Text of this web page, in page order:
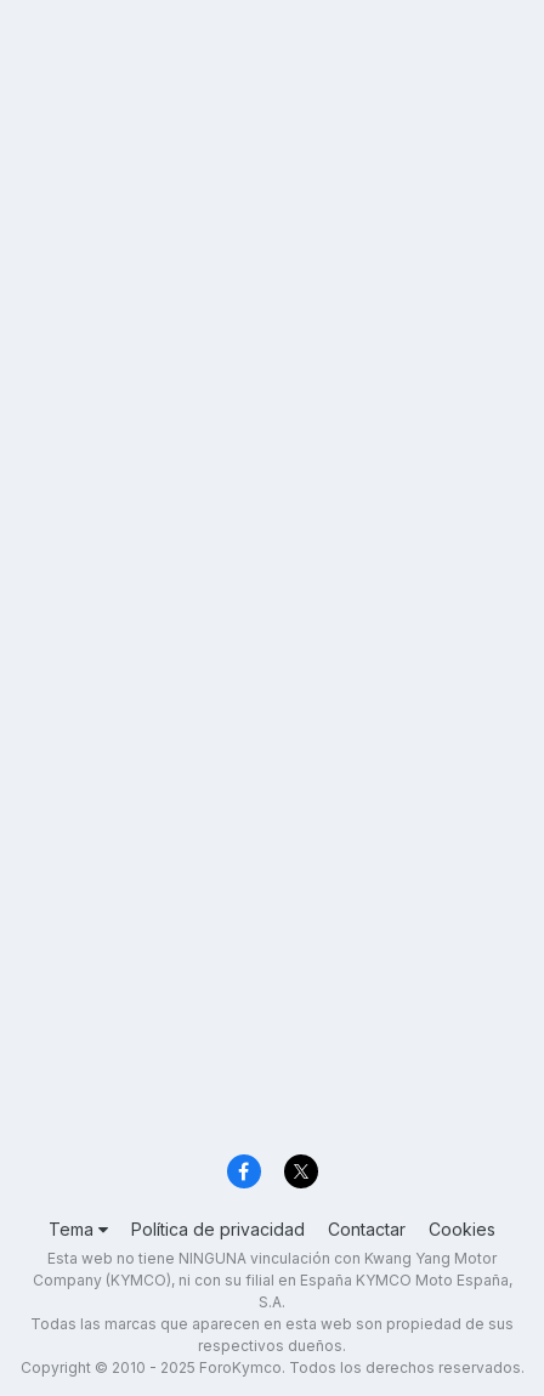
Tema Política de privacidad Contactar Cookies
Esta web no tiene NINGUNA vinculación con Kwang Yang Motor
Company (KYMCO), ni con su filial en España KYMCO Moto España,
S.A.
Todas las marcas que aparecen en esta web son propiedad de sus
respectivos dueños.
Copyright © 2010 - 2025 ForoKymco. Todos los derechos reservados.